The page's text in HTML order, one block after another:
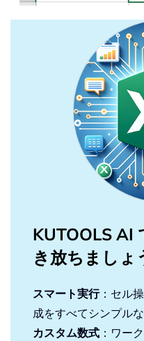
KUTOOLS AI
き放ちましょ
スマート実行：セル
成をすべてシンプル
カスタム数式 ：ワー